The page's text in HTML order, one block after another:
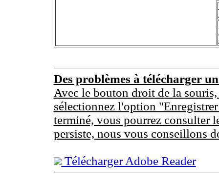
Des problèmes à télécharger
Avec le bouton droit de la
sélectionnez l'option
terminé, vous pourrez consulter
persiste, nous vous conseillons
Télécharger Adobe Reader